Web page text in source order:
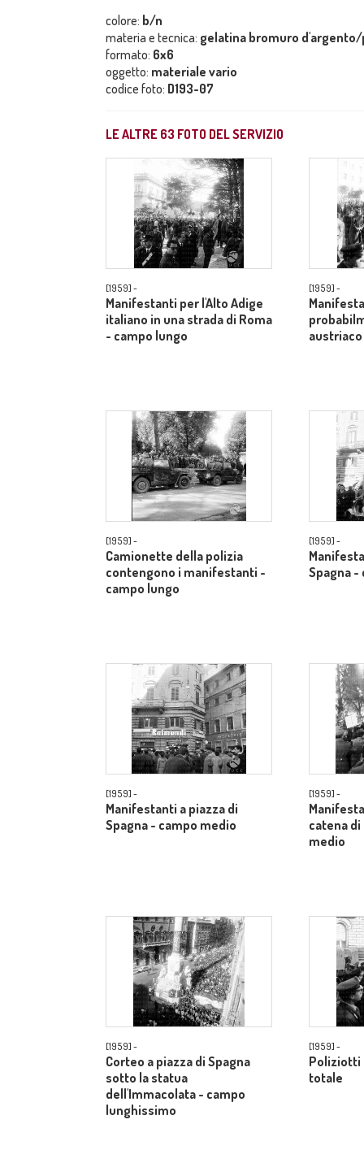
colore: b/n
materia e tecnica: gelatina bromuro
formato: 6x6
oggetto: materiale vario
codice foto: D193-07
LE ALTRE 63 FOTO DEL SERVIZIO
[1959] -
Manifestanti per l'Alto Adige
italiano in una strada di Roma
- campo lungo
[1959] -
[1959] -
Camionette della polizia
contengono i manifestanti -
campo lungo
[1959] -
Spagna -
[1959] -
Manifestanti a piazza di
Spagna - campo medio
[1959] -
catena
medio
[1959] -
Corteo a piazza di Spagna
sotto la statua
dell'Immacolata - campo
lunghissimo
[1959] -
Poliziotti
totale